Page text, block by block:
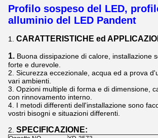
Profilo sospeso del LED,
alluminio del LED Pandent
1. CARATTERISTICHE ed
1. Buona dissipazione di calore, installazione
forte e durevole.
2. Sicurezza eccezionale, acqua ed a prova
vari ambienti.
3. Opzioni multiple di forma e di dimensione,
con rinnovamento interno.
4. I metodi differenti dell'installazione sono
vostri bisogni e situazioni differenti.
2. SPECIFICAZIONE: